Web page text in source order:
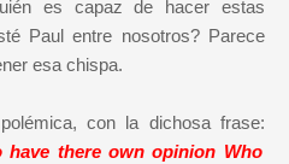
es capaz de hacer estas
Paul entre nosotros? Parece
esa chispa.
con la dichosa frase:
have there own opinion Who